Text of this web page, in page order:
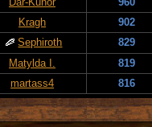
Kragh 902
Sephiroth 829
Matylda I. 819
martass4 816